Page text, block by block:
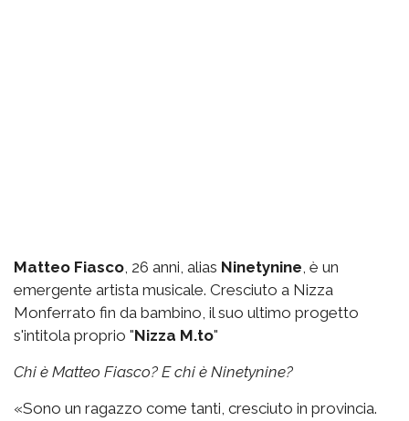
Matteo Fiasco, 26 anni, alias Ninetynine, è un
emergente artista musicale. Cresciuto a Nizza
Monferrato fin da bambino, il suo ultimo progetto
s'intitola proprio "Nizza M.to"
Chi è Matteo Fiasco? E chi è Ninetynine?
«Sono un ragazzo come tanti, cresciuto in provincia.